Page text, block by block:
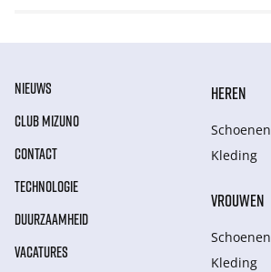
NIEUWS
CLUB MIZUNO
CONTACT
TECHNOLOGIE
DUURZAAMHEID
VACATURES
HEREN
Schoenen
Kleding
VROUWEN
Schoenen
Kleding